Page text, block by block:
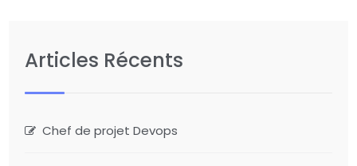
Articles Récents
Chef de projet Devops